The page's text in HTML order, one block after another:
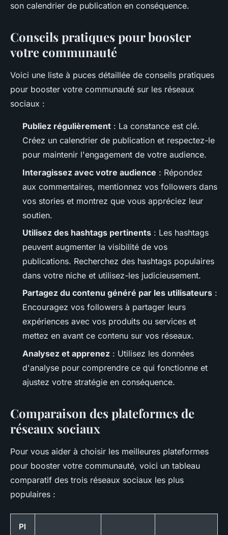
son calendrier de publication en conséquence.
Conseils pratiques pour booster
votre communauté
Voici une liste à puces détaillée de conseils pratiques
pour booster votre communauté sur les réseaux
sociaux :
Publiez régulièrement : La constance est clé.
Créez un calendrier de publication et respectez-le
pour maintenir l'engagement de votre audience.
Interagissez avec votre audience : Répondez
aux commentaires, mentionnez vos followers dans
vos stories et montrez que vous appréciez leur
soutien.
Utilisez des hashtags pertinents : Les hashtags
peuvent augmenter la visibilité de vos
publications. Recherchez des hashtags populaires
dans votre niche et utilisez-les judicieusement.
Partagez du contenu généré par les utilisateurs :
Encouragez vos followers à partager leurs
expériences avec vos produits ou services et
mettez en avant ce contenu sur vos réseaux.
Analysez et apprenez : Utilisez les données
d'analyse pour comprendre ce qui fonctionne et
ajustez votre stratégie en conséquence.
Comparaison des plateformes de
réseaux sociaux
Pour vous aider à choisir les meilleures plateformes
pour booster votre communauté, voici un tableau
comparatif des trois réseaux sociaux les plus
populaires :
Pl